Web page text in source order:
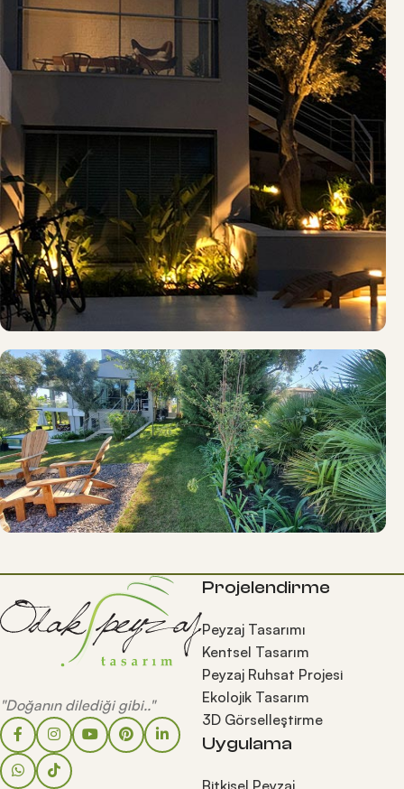
"Doğanın dilediği gibi.."
Projelendirme
Peyzaj Tasarımı
Kentsel Tasarım
Peyzaj Ruhsat Projesi
Ekolojik Tasarım
3D Görselleştirme
Uygulama